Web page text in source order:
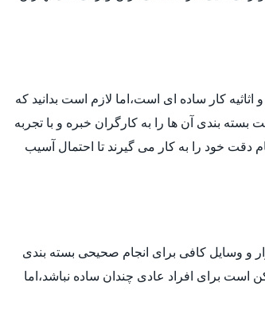
کار ساده ای است،اما لازم است بدانید که
بندی آن ها را به کارگران خبره و با تجربه
دقت خود را به کار می گیرند تا احتمال آسیب
و وسایل کافی برای انجام صحیحی بسته بندی
است برای افراد عادی چندان ساده نباشد،اما